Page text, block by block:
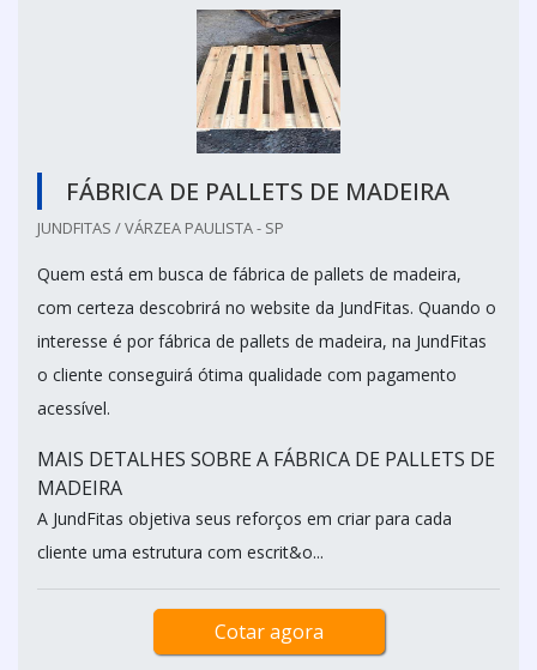
FÁBRICA DE PALLETS DE MADEIRA
JUNDFITAS / VÁRZEA PAULISTA - SP
Quem está em busca de fábrica de pallets de madeira,
com certeza descobrirá no website da JundFitas. Quando o
interesse é por fábrica de pallets de madeira, na JundFitas
o cliente conseguirá ótima qualidade com pagamento
acessível.
MAIS DETALHES SOBRE A FÁBRICA DE PALLETS DE
MADEIRA
A JundFitas objetiva seus reforços em criar para cada
cliente uma estrutura com escrit&o...
Cotar agora